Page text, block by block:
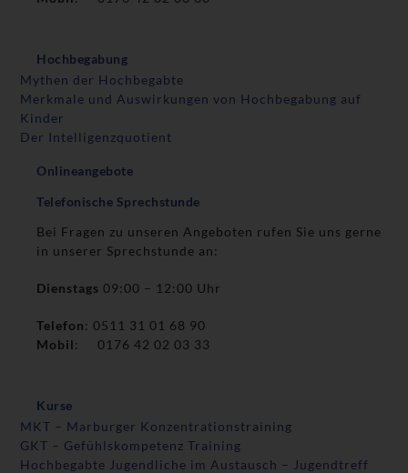
Hochbegabung
Mythen der Hochbegabte
Merkmale und Auswirkungen von Hochbegabung auf
Kinder
Der Intelligenzquotient
Onlineangebote
Telefonische Sprechstunde
Bei Fragen zu unseren Angeboten rufen Sie uns gerne
in unserer Sprechstunde an:
Dienstags09:00 – 12:00 Uhr
Telefon: 0511 31 01 68 90
Mobil: 0176 42 02 03 33
Kurse
MKT – Marburger Konzentrationstraining
GKT – Gefühlskompetenz Training
Hochbegabte Jugendliche im Austausch – Jugendtreff